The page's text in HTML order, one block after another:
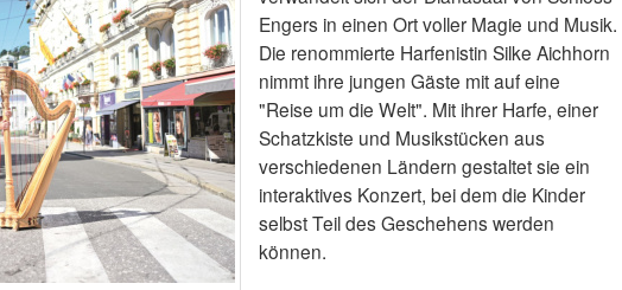
Engers in einen Ort voller Magie und Musik.
Die renommierte Harfenistin Silke Aichhorn
nimmt ihre jungen Gäste mit auf eine
"Reise um die Welt". Mit ihrer Harfe, einer
Schatzkiste und Musikstücken aus
verschiedenen Ländern gestaltet sie ein
interaktives Konzert, bei dem die Kinder
selbst Teil des Geschehens werden
können.